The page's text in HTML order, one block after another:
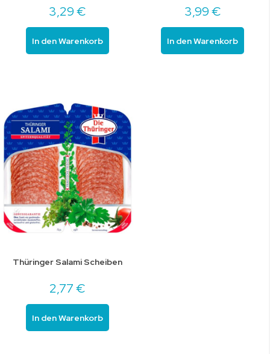
3,29 €
In den Warenkorb
3,99 €
In den Warenkorb
Thüringer Salami Scheiben
2,77 €
In den Warenkorb